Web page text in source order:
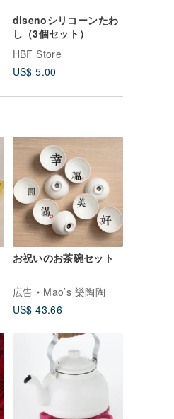
disenoシリコーンたわ
し（3個セット）
HBF Store
US$ 5.00
お祝いのお茶碗セット
広告
Mao’s 樂陶陶
US$ 43.66